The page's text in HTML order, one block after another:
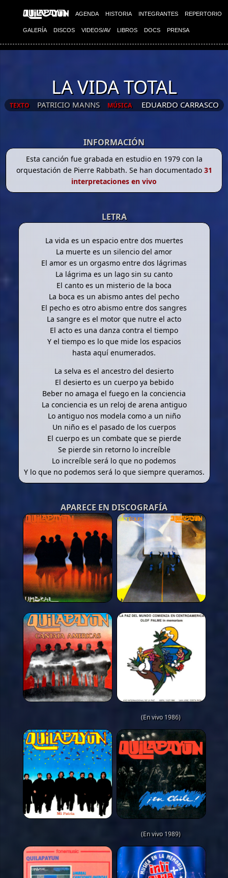
AGENDA HISTORIA INTEGRANTES REPERTORIO
GALERÍA DISCOS VIDEOS/AV LIBROS DOCS PRENSA
LA VIDA TOTAL
TEXTO PATRICIO MANNS MÚSICA EDUARDO CARRASCO
INFORMACIÓN
Esta canción fue grabada en estudio en 1979 con la
orquestación de Pierre Rabbath. Se han documentado31
interpretaciones en vivo
LETRA
La vida es un espacio entre dos muertes
La muerte es un silencio del amor
El amor es un orgasmo entre dos lágrimas
La lágrima es un lago sin su canto
El canto es un misterio de la boca
La boca es un abismo antes del pecho
El pecho es otro abismo entre dos sangres
La sangre es el motor que nutre el acto
El acto es una danza contra el tiempo
Y el tiempo es lo que mide los espacios
hasta aquí enumerados.
La selva es el ancestro del desierto
El desierto es un cuerpo ya bebido
Beber no amaga el fuego en la conciencia
La conciencia es un reloj de arena antiguo
Lo antiguo nos modela como a un niño
Un niño es el pasado de los cuerpos
El cuerpo es un combate que se pierde
Se pierde sin retorno lo increíble
Lo increíble será lo que no podemos
Y lo que no podemos será lo que siempre queramos.
APARECE EN DISCOGRAFÍA
(En vivo 1986)
(En vivo 1989)